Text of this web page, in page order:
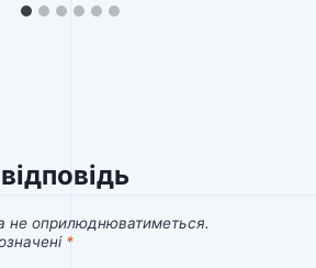
не оприлюднюватиметься.
*